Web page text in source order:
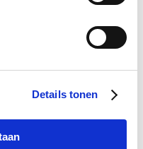
Details tonen
-5 %